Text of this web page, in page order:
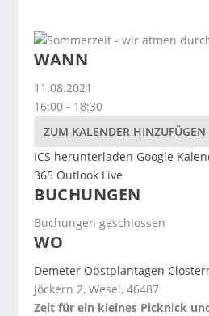
WANN
11.08.2021
16:00 - 18:30
ZUM KALENDER HINZUFÜGEN
ICS herunterladen Google
365 Outlook Live
BUCHUNGEN
Buchungen geschlossen
WO
Demeter Obstplantagen
Jöckern 2, Wesel, 46487
Zeit für ein kleines Picknick